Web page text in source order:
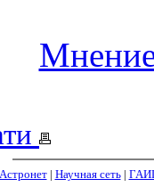
Астронет| Научная сеть|